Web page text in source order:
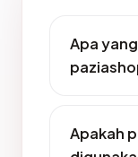
Apa
Apakah